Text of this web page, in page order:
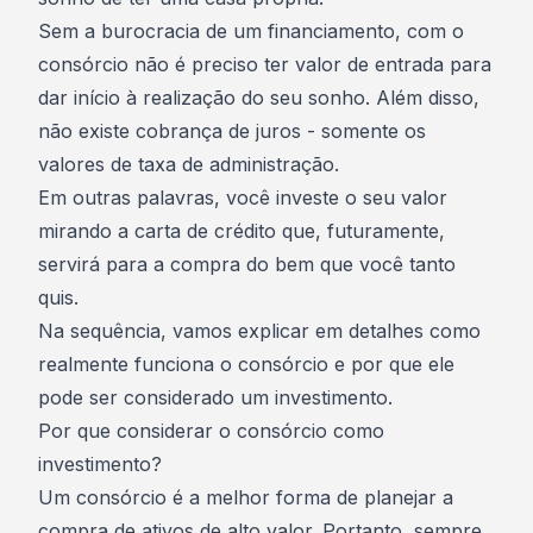
Sem a burocracia de um financiamento, com o
consórcio não é preciso ter valor de entrada para
dar início à realização do seu sonho. Além disso,
não existe cobrança de juros - somente os
valores de taxa de administração.
Em outras palavras, você investe o seu valor
mirando a carta de crédito que, futuramente,
servirá para a compra do bem que você tanto
quis.
Na sequência, vamos explicar em detalhes como
realmente funciona o consórcio e por que ele
pode ser considerado um investimento.
Por que considerar o consórcio como
investimento?
Um consórcio é a melhor forma de planejar a